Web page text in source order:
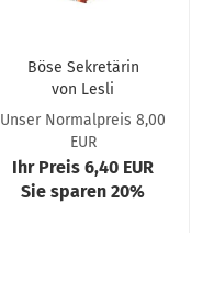
Böse Sekretärin
von Lesli
Unser Normalpreis 8,00
EUR
Ihr Preis 6,40 EUR
Sie sparen 20%